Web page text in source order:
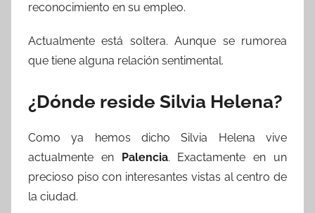
reconocimiento en su empleo.
Actualmente está soltera. Aunque se rumorea
que tiene alguna relación sentimental.
¿Dónde reside Silvia Helena?
Como ya hemos dicho Silvia Helena vive
actualmente en Palencia. Exactamente en un
precioso piso con interesantes vistas al centro de
la ciudad.